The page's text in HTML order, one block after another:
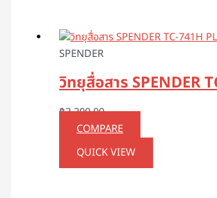
SPENDER
วิทยุสื่อสาร SPENDER
฿3,200.00
COMPARE
QUICK VIEW